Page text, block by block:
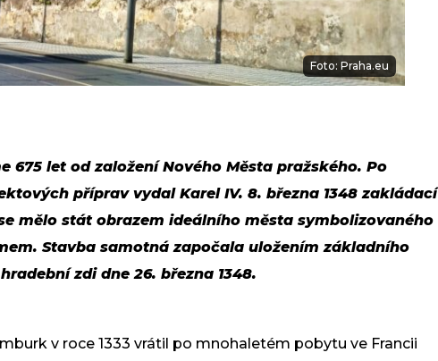
Foto: Praha.eu
675 let od založení Nového Města pražského. Po
příprav vydal Karel IV. 8. března 1348 zakládací
mělo stát obrazem ideálního města symbolizovaného
Stavba samotná započala uložením základního
zdi dne 26. března 1348.
v roce 1333 vrátil po mnohaletém pobytu ve Francii